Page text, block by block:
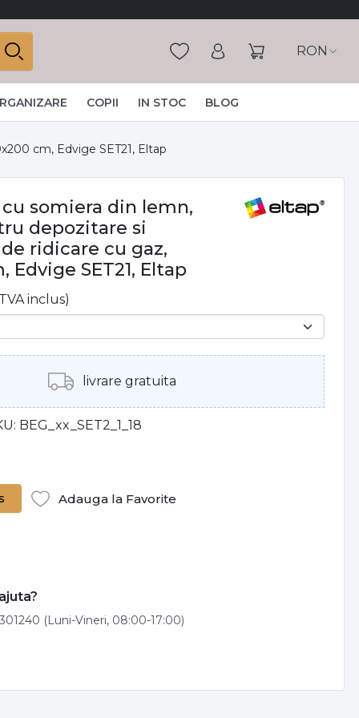
RON
COPII IN STOC BLOG
cm, Edvige SET21, Eltap
somiera din lemn,
depozitare si
ridicare cu gaz,
Edvige SET21, Eltap
inclus)
livrare gratuita
BEG_xx_SET2_1_18
Adauga la Favorite
(Luni-Vineri, 08:00-17:00)